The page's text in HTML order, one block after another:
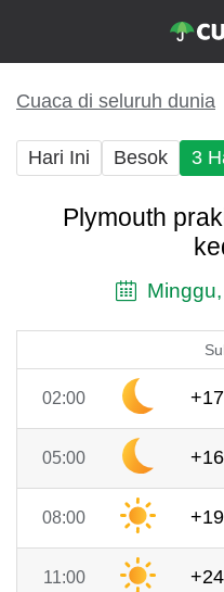
Cuaca di seluruh dunia
Hari Ini Besok 3
Plymouth
02:00
05:00
08:00
11:00